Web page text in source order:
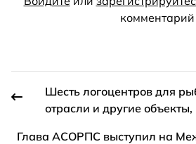
комментарий
Шесть логоцентров для
отрасли и другие
Глава АСОРПС выступил на